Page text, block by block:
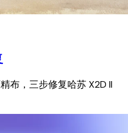
布，三步修复哈苏 X2D II